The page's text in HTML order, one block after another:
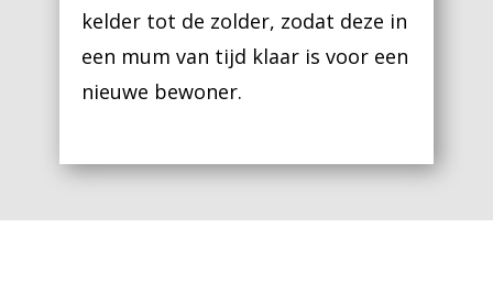
kelder tot de zolder, zodat deze in
een mum van tijd klaar is voor een
nieuwe bewoner.